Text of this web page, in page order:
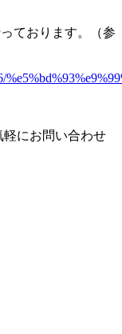
ております。（参
にお問い合わせ